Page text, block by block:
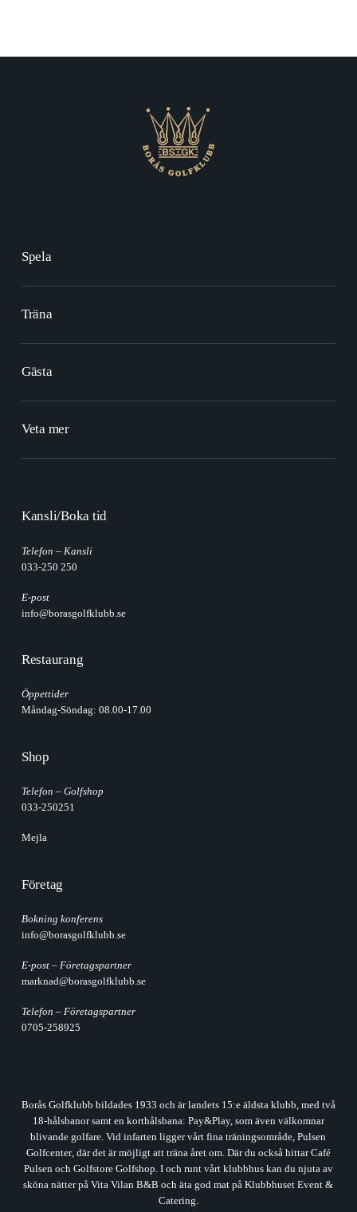
Spela
Träna
Gästa
Veta mer
Kansli/Boka tid
Telefon – Kansli
033-250 250
E-post
info@borasgolfklubb.se
Restaurang
Öppettider
Måndag-Söndag: 08.00-17.00
Shop
Telefon – Golfshop
033-250251
Mejla
Företag
Bokning konferens
info@borasgolfklubb.se
E-post – Företagspartner
marknad@borasgolfklubb.se
Telefon – Företagspartner
0705-258925
Borås Golfklubb bildades 1933 och är landets 15:e äldsta klubb, med två
18-hålsbanorsamt en korthålsbana: Pay&Play, som även välkomnar
blivande golfare. Vid infarten ligger vårt fina träningsområde,Pulsen
Golfcenter, där det är möjligt att träna året om. Där du också hittar Café
Pulsen och Golfstore Golfshop. I och runt vårt klubbhus kan du njuta av
sköna nätter påVita Vilan B&B och äta god mat påKlubbhuset Event &
Catering.